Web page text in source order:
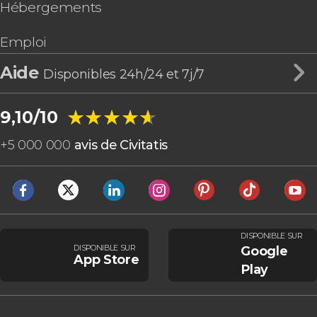
Sete Cidades
Vilamoura
Sagres
Soajo
Calheta
Vallée du Douro
Hébergements
Emploi
Aide Disponibles 24h/24 et 7j/7
9,10/10 ★★★★★
★★★★★
+5 000 000 avis de Civitatis
DISPONIBLE SUR
App Store
DISPONIBLE SUR
Google
Play